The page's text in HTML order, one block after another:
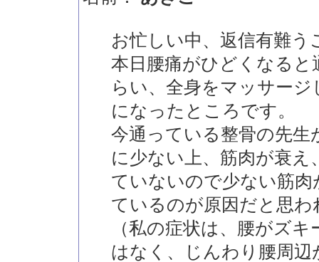
お忙しい中、返信有難う
本日腰痛がひどくなる
らい、全身をマッサー
になったところです。
今通っている整骨の先生
に少ない上、筋肉が衰
ていないので少ない筋
ているのが原因だと思
（私の症状は、腰がズ
はなく、じんわり腰周辺